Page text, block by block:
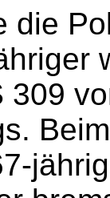
die
309